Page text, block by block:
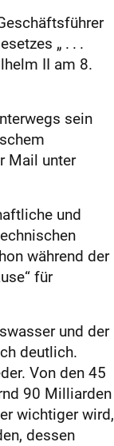
„ . . .
II am 8.
sein
Mail unter
und
während der
für
und der
deutlich.
Von den 45
90 Milliarden
wichtiger wird,
dessen